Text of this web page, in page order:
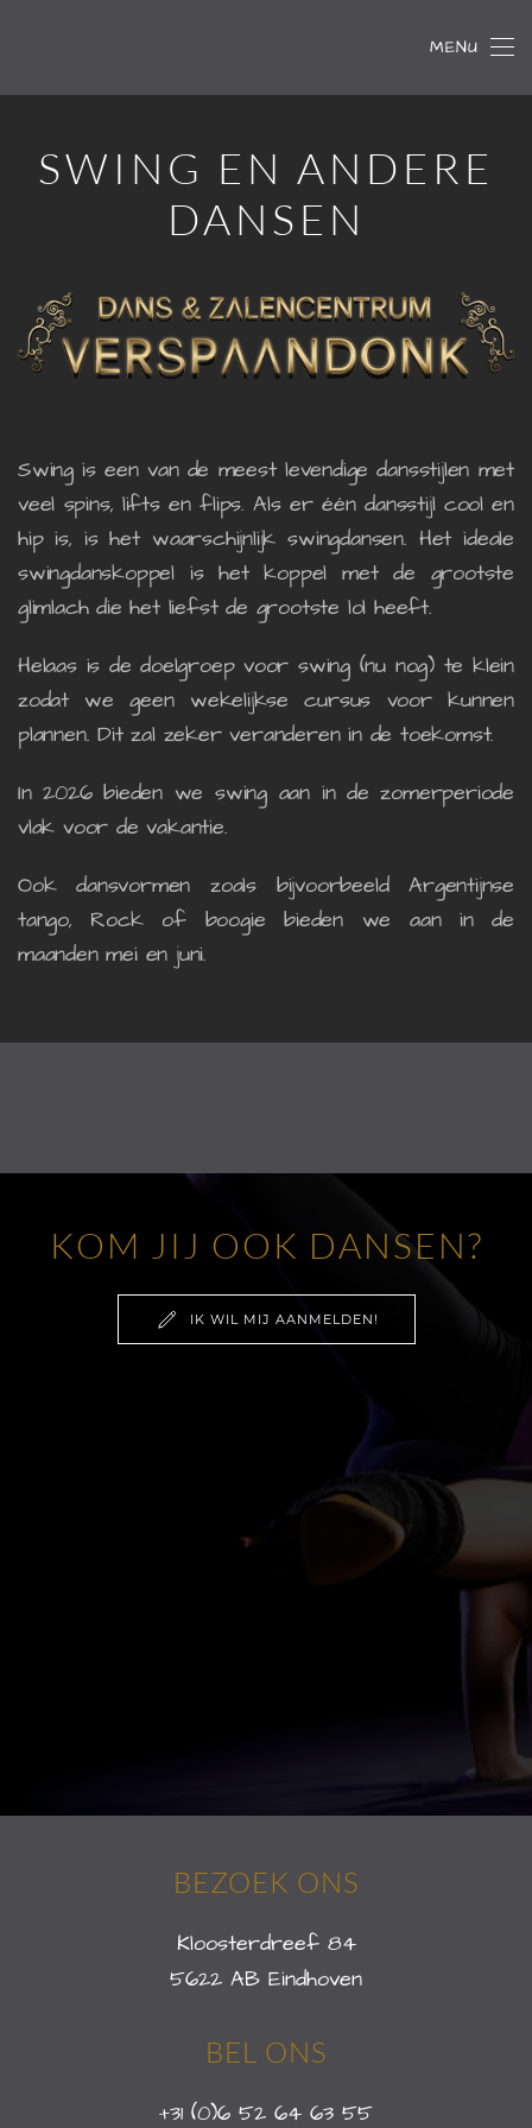
MENU
SWING EN ANDERE
DANSEN
Swing is een van de meest levendige dansstijlen met
veel spins, lifts en flips. Als er één dansstijl cool en
hip is, is het waarschijnlijk swingdansen. Het ideale
swingdanskoppel is het koppel met de grootste
glimlach die het liefst de grootste lol heeft.
Helaas is de doelgroep voor swing (nu nog) te klein
zodat we geen wekelijkse cursus voor kunnen
plannen. Dit zal zeker veranderen in de toekomst.
In 2026 bieden we swing aan in de zomerperiode
vlak voor de vakantie.
Ookdansvormen zoals bijvoorbeeld Argentijnse
tango, Rock of boogie bieden we aan in de
maanden mei en juni.
KOM JIJ OOK DANSEN?
IK WIL MIJ AANMELDEN!
BEZOEK ONS
Kloosterdreef 84
5622 AB Eindhoven
BEL ONS
+31 (0)6 52 64 63 55